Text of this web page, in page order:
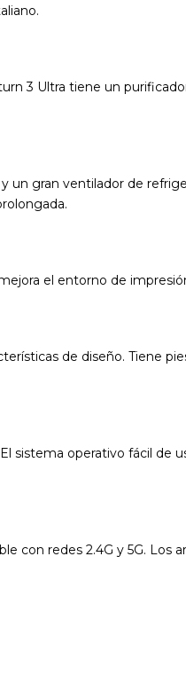
3 Ultra tiene un
gran ventilador de
el entorno de
de diseño. Tiene
sistema operativo fácil de
con redes 2.4G y 5G.